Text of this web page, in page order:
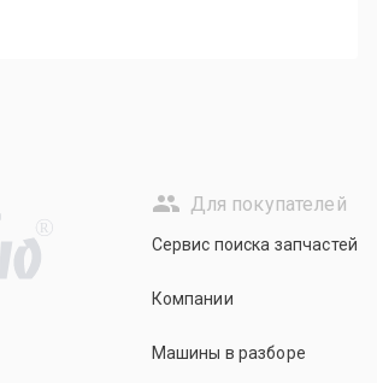
R
Для покупателей
Сервис поиска запчастей
Компании
Машины в разборе